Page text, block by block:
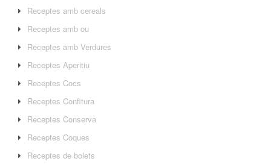
Receptes amb cereals
Receptes amb ou
Receptes amb Verdures
Receptes Aperitiu
Receptes Cocs
Receptes Confitura
Receptes Conserva
Receptes Coques
Receptes de bolets